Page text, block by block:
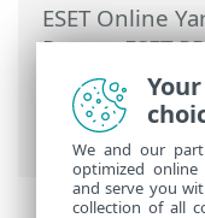
ESET Online
Prem>ESET
Kullanma
>
Menü>
uygulamalar
We and our
optimized online
and serve you
collection of all